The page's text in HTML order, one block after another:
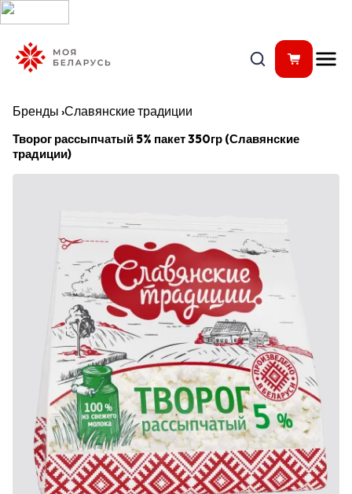
Бренды ›Славянские традиции
Творог рассыпчатый 5% пакет 350гр (Славянские
традиции)